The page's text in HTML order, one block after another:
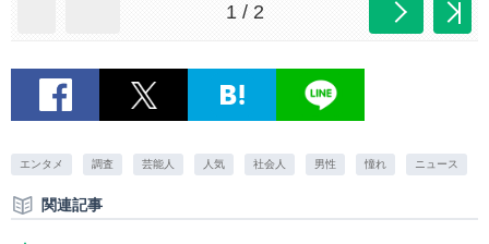
1 / 2
エンタメ 調査 芸能人 人気 社会人 男性 憧れ ニュース
関連記事